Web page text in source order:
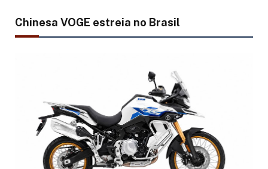
Chinesa VOGE estreia no Brasil